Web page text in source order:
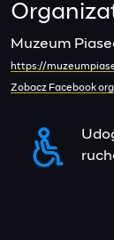
Muzeum
https://
Zobacz Facebook